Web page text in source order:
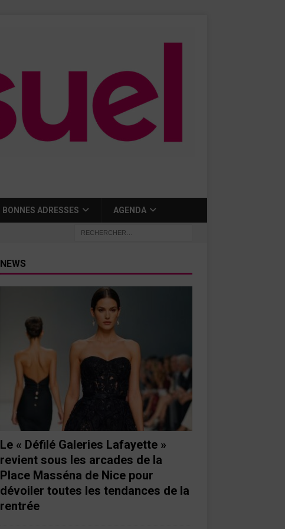
BONNES ADRESSES AGENDA
NEWS
Le « Défilé Galeries Lafayette »
revient sous les arcades de la
Place Masséna de Nice pour
dévoiler toutes les tendances de la
rentrée